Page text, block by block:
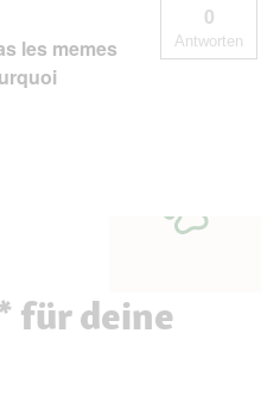
les memes
0
Antworten
für deine